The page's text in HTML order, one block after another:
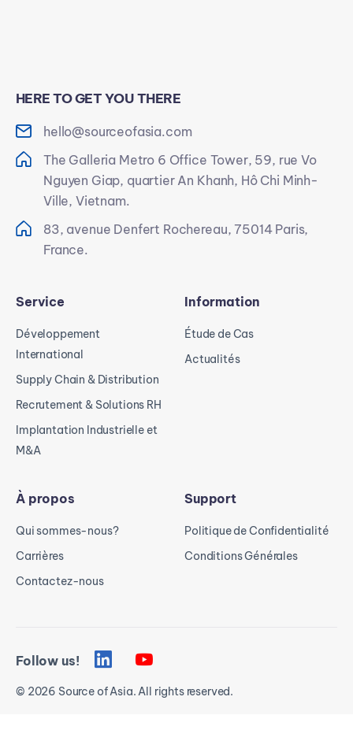
HERE TO GET YOU THERE
hello@sourceofasia.com
The Galleria Metro 6 Office Tower, 59, rue Vo
Nguyen Giap, quartier An Khanh, Hô Chi Minh-
Ville, Vietnam.
83, avenue Denfert Rochereau, 75014 Paris,
France.
Service
Développement
International
Supply Chain & Distribution
Recrutement & Solutions RH
Implantation Industrielle et
M&A
Information
Étude de Cas
Actualités
À propos
Qui sommes-nous?
Carrières
Contactez-nous
Support
Politique de Confidentialité
Conditions Générales
© 2026 Source of Asia. All rights reserved.
Follow us!